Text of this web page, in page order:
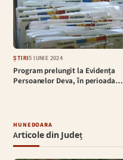
ȘTIRI5 IUNIE 2024
Program prelungit la Evidența
Persoanelor Deva, în perioada…
HUNEDOARA
Articole din Județ